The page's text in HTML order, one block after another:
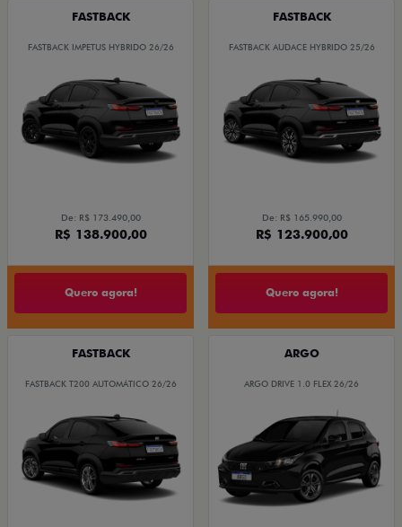
FASTBACK
FASTBACK IMPETUS HYBRIDO 26/26
De: R$ 173.490,00
R$ 138.900,00
Quero agora!
FASTBACK
FASTBACK AUDACE HYBRIDO 25/26
De: R$ 165.990,00
R$ 123.900,00
Quero agora!
FASTBACK
FASTBACK T200 AUTOMÁTICO 26/26
ARGO
ARGO DRIVE 1.0 FLEX 26/26